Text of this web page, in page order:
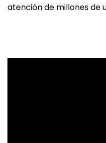
atención de millones de